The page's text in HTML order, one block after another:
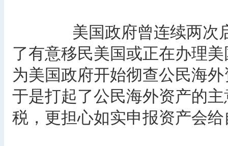
美国政府曾连续两次启
了有意移民美国或正在办理
为美国政府开始彻查公民海
于是打起了公民海外资产的
税，更担心如实申报资产会